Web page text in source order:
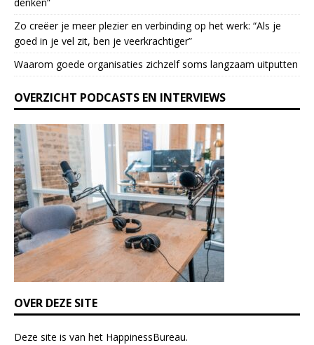
e
l
a
v
t
h
i
s
f
i
e
l
d
b
l
n
k
.
Zo creëer je meer plezier en verbinding op het werk: “Als je
goed in je vel zit, ben je veerkrach­tiger”
Waarom goede organisaties zichzelf soms langzaam uitputten
OVERZICHT PODCASTS EN INTERVIEWS
OVER DEZE SITE
Deze site is van het HappinessBureau.